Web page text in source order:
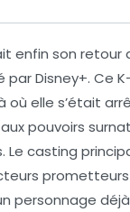
enfin son retour
parDisney+. Ce
où elle s’était
pouvoirs
Le casting
personnage